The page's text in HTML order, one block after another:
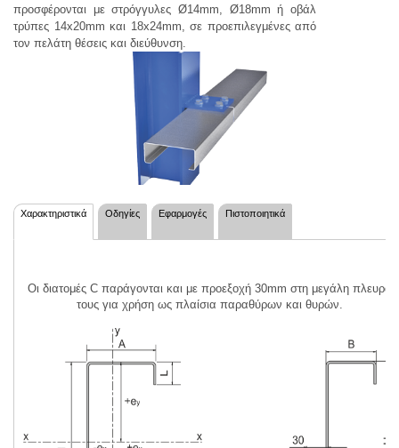
Χαρακτηριστικά Οδηγίες Εφαρμογές Πιστοποιητικά
Οι διατομές C παράγονται και με προεξοχή 30mm στη μεγάλη πλευρά
τους για χρήση ως πλαίσια παραθύρων και θυρών.
προσφέρονται με στρόγγυλες Ø14mm, Ø18mm ή οβάλ
τρύπες 14x20mm και 18x24mm, σε προεπιλεγμένες από
τον πελάτη θέσεις και διεύθυνση.